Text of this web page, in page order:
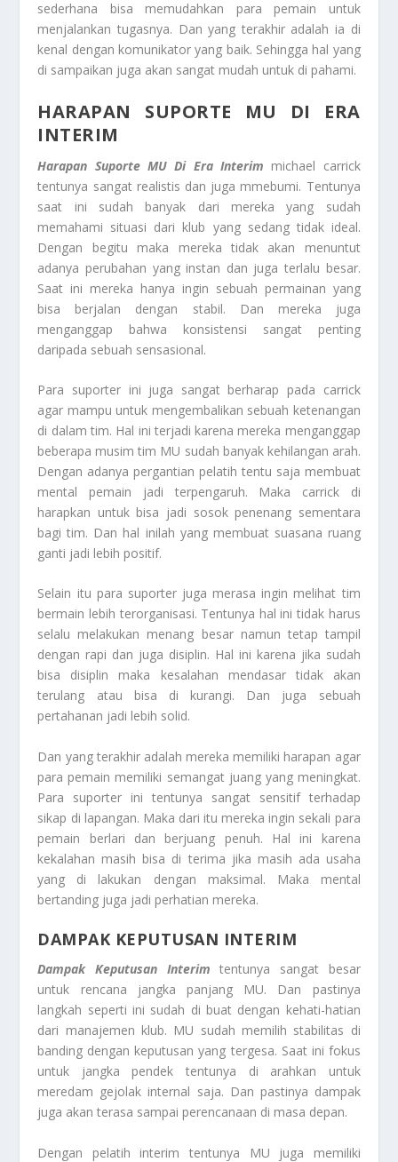
sederhana bisa memudahkan para pemain untuk
menjalankan tugasnya. Dan yang terakhir adalah ia di
kenal dengan komunikator yang baik. Sehingga hal yang
di sampaikan juga akan sangat mudah untuk di pahami.
HARAPAN SUPORTE MU DI ERA
INTERIM
Harapan Suporte MU Di Era Interim michael carrick
tentunya sangat realistis dan juga mmebumi. Tentunya
saat ini sudah banyak dari mereka yang sudah
memahami situasi dari klub yang sedang tidak ideal.
Dengan begitu maka mereka tidak akan menuntut
adanya perubahan yang instan dan juga terlalu besar.
Saat ini mereka hanya ingin sebuah permainan yang
bisa berjalan dengan stabil. Dan mereka juga
menganggap bahwa konsistensi sangat penting
daripada sebuah sensasional.
Para suporter ini juga sangat berharap pada carrick
agar mampu untuk mengembalikan sebuah ketenangan
di dalam tim. Hal ini terjadi karena mereka menganggap
beberapa musim tim MU sudah banyak kehilangan arah.
Dengan adanya pergantian pelatih tentu saja membuat
mental pemain jadi terpengaruh. Maka carrick di
harapkan untuk bisa jadi sosok penenang sementara
bagi tim. Dan hal inilah yang membuat suasana ruang
ganti jadi lebih positif.
Selain itu para suporter juga merasa ingin melihat tim
bermain lebih terorganisasi. Tentunya hal ini tidak harus
selalu melakukan menang besar namun tetap tampil
dengan rapi dan juga disiplin. Hal ini karena jika sudah
bisa disiplin maka kesalahan mendasar tidak akan
terulang atau bisa di kurangi. Dan juga sebuah
pertahanan jadi lebih solid.
Dan yang terakhir adalah mereka memiliki harapan agar
para pemain memiliki semangat juang yang meningkat.
Para suporter ini tentunya sangat sensitif terhadap
sikap di lapangan. Maka dari itu mereka ingin sekali para
pemain berlari dan berjuang penuh. Hal ini karena
kekalahan masih bisa di terima jika masih ada usaha
yang di lakukan dengan maksimal. Maka mental
bertanding juga jadi perhatian mereka.
DAMPAK KEPUTUSAN INTERIM
Dampak Keputusan Interim tentunya sangat besar
untuk rencana jangka panjang MU. Dan pastinya
langkah seperti ini sudah di buat dengan kehati-hatian
dari manajemen klub. MU sudah memilih stabilitas di
banding dengan keputusan yang tergesa. Saat ini fokus
untuk jangka pendek tentunya di arahkan untuk
meredam gejolak internal saja. Dan pastinya dampak
juga akan terasa sampai perencanaan di masa depan.
Dengan pelatih interim tentunya MU juga memiliki